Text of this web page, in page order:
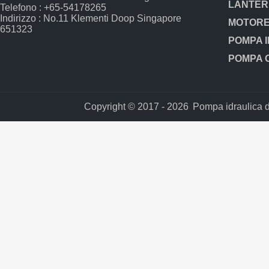
Telefono : +65-54178265
Indirizzo : No.11 Klementi Doop Singapore
651323
Copyright © 2017 - 2026 Pompa idraulica